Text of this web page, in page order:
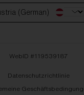
(German)
WebID #119539187
Datenschutzrichtlinie